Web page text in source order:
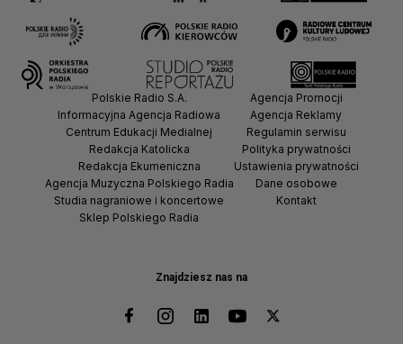
Znajdziesz nas na
Polskie Radio S.A.
Informacyjna Agencja Radiowa
Centrum Edukacji Medialnej
Redakcja Katolicka
Redakcja Ekumeniczna
Agencja Muzyczna Polskiego Radia
Studia nagraniowe i koncertowe
Sklep Polskiego Radia
Agencja Promocji
Agencja Reklamy
Regulamin serwisu
Polityka prywatności
Ustawienia prywatności
Dane osobowe
Kontakt